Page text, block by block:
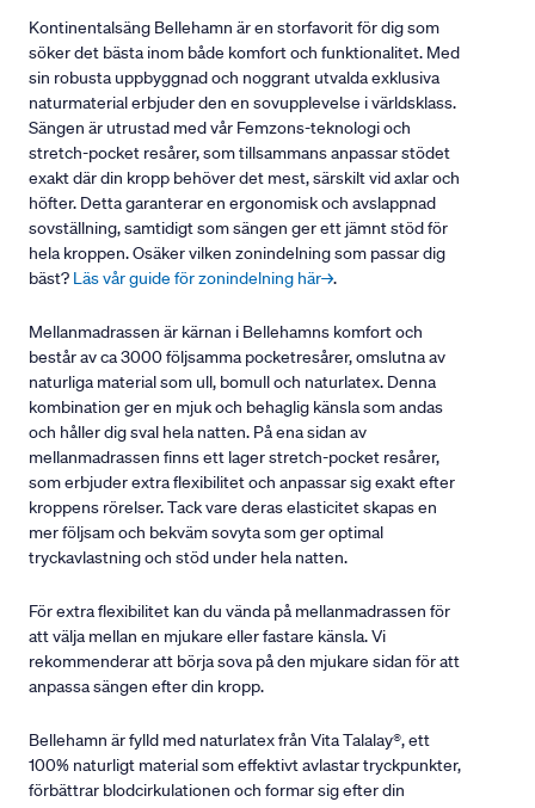
Kontinentalsäng Bellehamn är en storfavorit för dig som
söker det bästa inom både komfort och funktionalitet. Med
sin robusta uppbyggnad och noggrant utvalda exklusiva
naturmaterial erbjuder den en sovupplevelse i världsklass.
Sängen är utrustad med vår Femzons-teknologi och
stretch-pocket resårer, som tillsammans anpassar stödet
exakt där din kropp behöver det mest, särskilt vid axlar och
höfter. Detta garanterar en ergonomisk och avslappnad
sovställning, samtidigt som sängen ger ett jämnt stöd för
hela kroppen. Osäker vilken zonindelning som passar dig
bäst? Läs vår guide för zonindelning här→.
Mellanmadrassen är kärnan i Bellehamns komfort och
består av ca 3000 följsamma pocketresårer, omslutna av
naturliga material som ull, bomull och naturlatex. Denna
kombination ger en mjuk och behaglig känsla som andas
och håller dig sval hela natten. På ena sidan av
mellanmadrassen finns ett lager stretch-pocket resårer,
som erbjuder extra flexibilitet och anpassar sig exakt efter
kroppens rörelser. Tack vare deras elasticitet skapas en
mer följsam och bekväm sovyta som ger optimal
tryckavlastning och stöd under hela natten.
För extra flexibilitet kan du vända på mellanmadrassen för
att välja mellan en mjukare eller fastare känsla. Vi
rekommenderar att börja sova på den mjukare sidan för att
anpassa sängen efter din kropp.
Bellehamn är fylld med naturlatex från Vita Talalay®, ett
100% naturligt material som effektivt avlastar tryckpunkter,
förbättrar blodcirkulationen och formar sig efter din